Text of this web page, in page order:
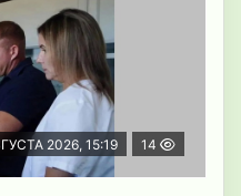
2026, 15:19 14